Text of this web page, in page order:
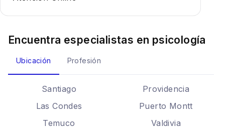
Encuentra especialistas en psicología
Ubicación Profesión
Santiago
Providencia
Las Condes
Puerto Montt
Temuco
Valdivia